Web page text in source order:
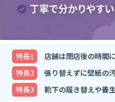
特⻑1
店舗は閉店後の時間
特⻑2
張り替えずに壁紙の
特⻑3
靴下の履き替えや養